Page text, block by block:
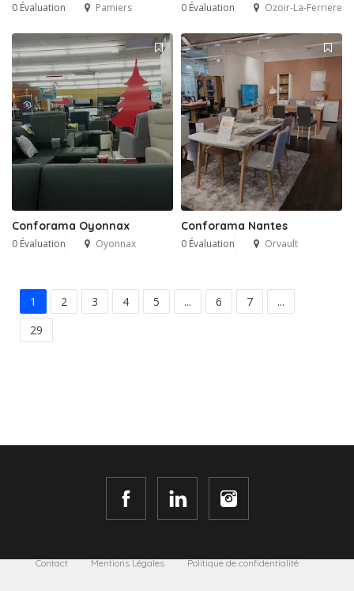
0 Évaluation Pamiers 0 Évaluation Ozoir-La-Ferriere
Conforama Oyonnax
0 Évaluation Oyonnax
Conforama Nantes
0 Évaluation Orvault
1 2 3 4 5 ... 6 7
...
29
Contact Mentions Légales Politique de confidentialité